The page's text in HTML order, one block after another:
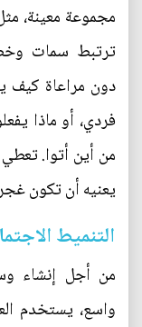
مجموعة معينة،
ترتبط سمات
دون مراعاة
فردي، أو ماذا
من أين أتوا.
يعنيه أن تكون
التنميط
من أجل إنشاء
واسع، يستخدم